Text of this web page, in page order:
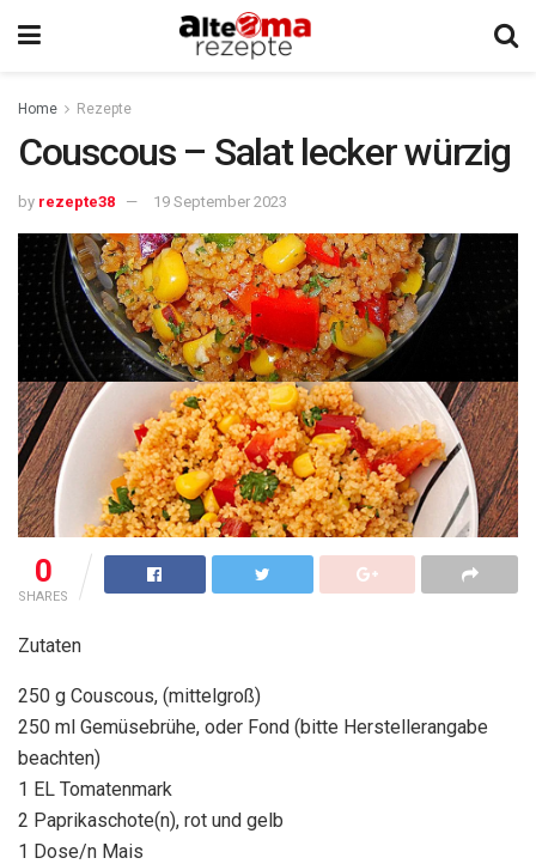
Home Rezepte
Couscous – Salat lecker würzig
by rezepte38 19 September 2023
0
SHARES
Zutaten
250 g Couscous, (mittelgroß)
250 ml Gemüsebrühe, oder Fond (bitte Herstellerangabe
beachten)
1 EL Tomatenmark
2 Paprikaschote(n), rot und gelb
1 Dose/n Mais